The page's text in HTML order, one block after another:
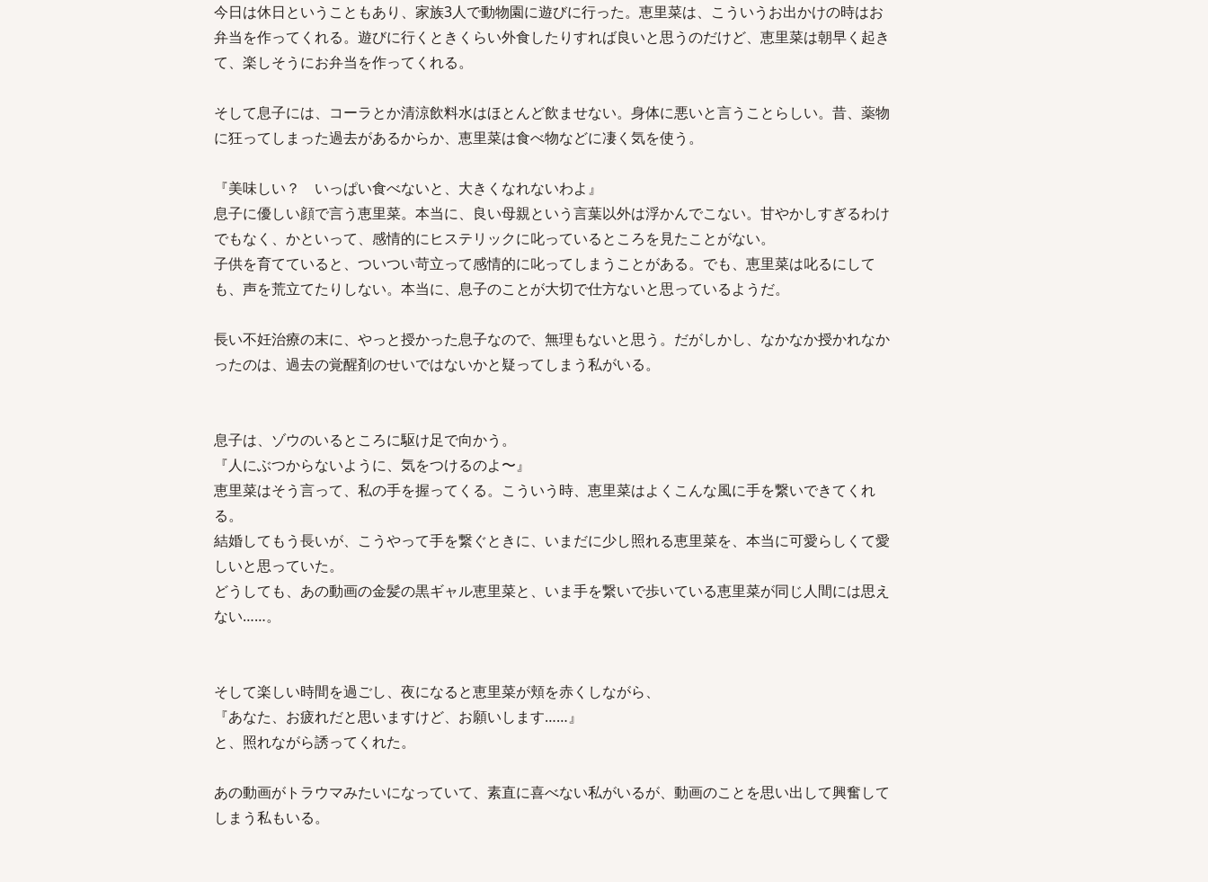
今日は休日ということもあり、家族3人で動物園に遊びに行った。恵里菜は、こういうお出かけの時はお
弁当を作ってくれる。遊びに行くときくらい外食したりすれば良いと思うのだけど、恵里菜は朝早く起き
て、楽しそうにお弁当を作ってくれる。
そして息子には、コーラとか清涼飲料水はほとんど飲ませない。身体に悪いと言うことらしい。昔、薬物
に狂ってしまった過去があるからか、恵里菜は食べ物などに凄く気を使う。
『美味しい？ いっぱい食べないと、大きくなれないわよ』
息子に優しい顔で言う恵里菜。本当に、良い母親という言葉以外は浮かんでこない。甘やかしすぎるわけ
でもなく、かといって、感情的にヒステリックに叱っているところを見たことがない。
子供を育てていると、ついつい苛立って感情的に叱ってしまうことがある。でも、恵里菜は叱るにして
も、声を荒立てたりしない。本当に、息子のことが大切で仕方ないと思っているようだ。
長い不妊治療の末に、やっと授かった息子なので、無理もないと思う。だがしかし、なかなか授かれなか
ったのは、過去の覚醒剤のせいではないかと疑ってしまう私がいる。
息子は、ゾウのいるところに駆け足で向かう。
『人にぶつからないように、気をつけるのよ〜』
恵里菜はそう言って、私の手を握ってくる。こういう時、恵里菜はよくこんな風に手を繋いできてくれ
る。
結婚してもう長いが、こうやって手を繋ぐときに、いまだに少し照れる恵里菜を、本当に可愛らしくて愛
しいと思っていた。
どうしても、あの動画の金髪の黒ギャル恵里菜と、いま手を繋いで歩いている恵里菜が同じ人間には思え
ない……。
そして楽しい時間を過ごし、夜になると恵里菜が頬を赤くしながら、
『あなた、お疲れだと思いますけど、お願いします……』
と、照れながら誘ってくれた。
あの動画がトラウマみたいになっていて、素直に喜べない私がいるが、動画のことを思い出して興奮して
しまう私もいる。